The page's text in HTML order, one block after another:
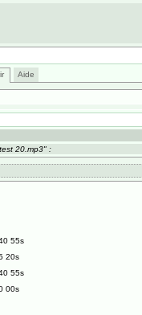
Aide
20.mp3" :
55s
20s
55s
00s